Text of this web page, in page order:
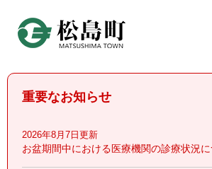
頭
重要なお知らせ
2026年8月7日更新
お盆期間中における医療機関の診療状況